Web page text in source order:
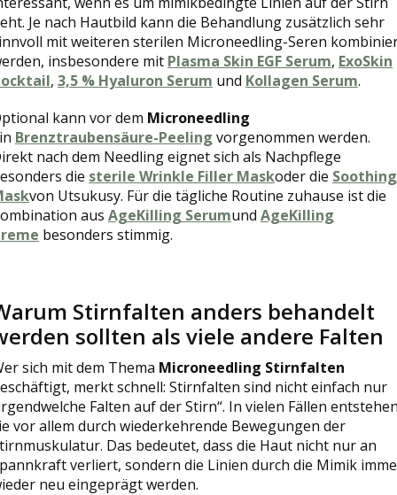
Je nach Hautbild kann die Behandlung zusätzlich sehr
mit weiteren sterilen Microneedling-Seren
insbesondere mit Plasma Skin EGF Serum, ExoSkin
, 3,5 % Hyaluron Serum und Kollagen Serum.
kann vor dem Microneedling
Brenztraubensäure-Peeling vorgenommen werden.
nach dem Needling eignet sich als Nachpflege
die sterile Wrinkle Filler Maskoder die Soothing
von Utsukusy. Für die tägliche Routine zuhause ist die
aus AgeKilling Serumund AgeKilling
besonders stimmig.
Stirnfalten anders behandelt
sollten als viele andere Falten
sich mit dem Thema Microneedling Stirnfalten
merkt schnell: Stirnfalten sind nicht einfach nur
Falten auf der Stirn“. In vielen Fällen
vor allem durch wiederkehrende Bewegungen der
Das bedeutet, dass die Haut nicht nur an
verliert, sondern die Linien durch die Mimik
neu eingeprägt werden.